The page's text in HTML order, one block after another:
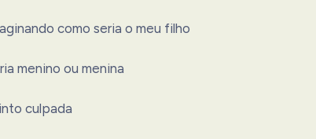
como seria o meu filho
menino ou menina
culpada